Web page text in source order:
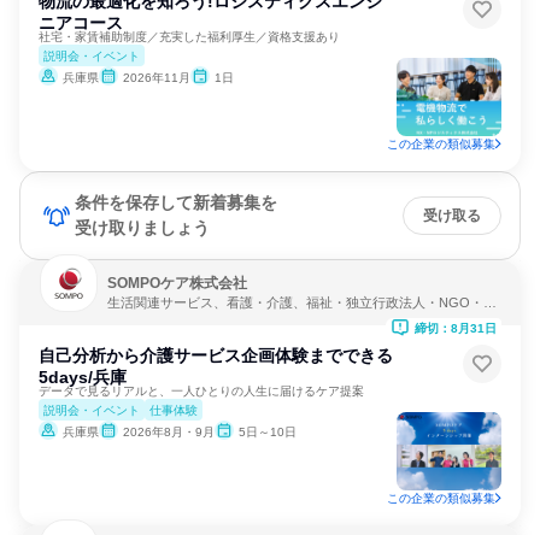
ニアコース
社宅・家賃補助制度／充実した福利厚生／資格支援あり
説明会・イベント
兵庫県
2026年11月 1日
この企業の類似募集
条件を保存して新着募集を
受け取りましょう
受け取る
SOMPOケア株式会社
生活関連サービス、看護・介護、福祉・独立行政法人・NGO・N
自己分析から介護サービス企画体験までできる
5days/兵庫
データで見るリアルと、一人ひとりの人生に届けるケア提案
説明会・イベント
仕事体験
兵庫県
2026年8月・9月 5日～10日
締切：8月31日
この企業の類似募集